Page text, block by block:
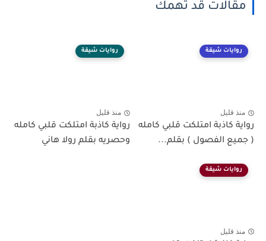
مقالات قد تهمك
روايات شيقة
منذ قليل
رواية كاذبة امتلكت قلبي كامله
( جميع الفصول ) بقلم...
روايات شيقة
منذ قليل
رواية كاذبة امتلكت قلبي كامله
وحصريه بقلم رولا هاني
روايات شيقة
منذ قليل